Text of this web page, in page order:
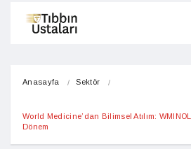
Anasayfa Sektör
World Medicine’dan Bilimsel Atılım:
Dönem